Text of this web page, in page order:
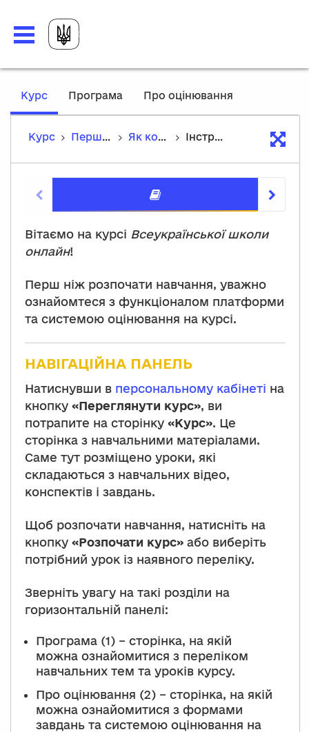
Курс,
Програма Про оцінювання
Курс Перш ніж розпочати навчання Як користуватися платформою Інструкція
Вітаємо на курсі Всеукраїнської школи
онлайн!
Перш ніж розпочати навчання, уважно
ознайомтеся з функціоналом платформи
та системою оцінювання на курсі.
НАВІГАЦІЙНА ПАНЕЛЬ
Натиснувши в персональному кабінеті на
кнопку «Переглянути курс», ви
потрапите на сторінку «Курс». Це
сторінка з навчальними матеріалами.
Саме тут розміщено уроки, які
складаються з навчальних відео,
конспектів і завдань.
Щоб розпочати навчання, натисніть на
кнопку «Розпочати курс» або виберіть
потрібний урок із наявного переліку.
Зверніть увагу на такі розділи на
горизонтальній панелі:
Програма (1) – сторінка, на якій
можна ознайомитися з переліком
навчальних тем та уроків курсу.
Про оцінювання (2) – сторінка, на якій
можна ознайомитися з формами
завдань та системою оцінювання на